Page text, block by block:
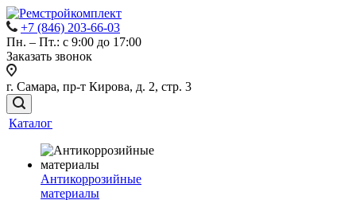
+7 (846) 203-66-03
Пн. – Пт.: с 9:00 до 17:00
Заказать звонок
г. Самара, пр-т Кирова, д. 2, стр. 3
Каталог
Антикоррозийные
материалы